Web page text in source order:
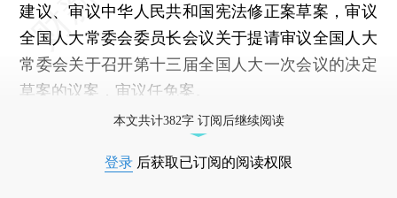
建议、审议中华人民共和国宪法修正案草案，审议
全国人大常委会委员长会议关于提请审议全国人大
常委会关于召开第十三届全国人大一次会议的决定
草案的议案，审议任免案。
本文共计382字 订阅后继续阅读
登录 后获取已订阅的阅读权限